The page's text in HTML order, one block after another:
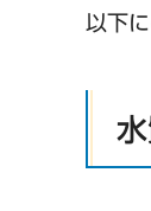
以下